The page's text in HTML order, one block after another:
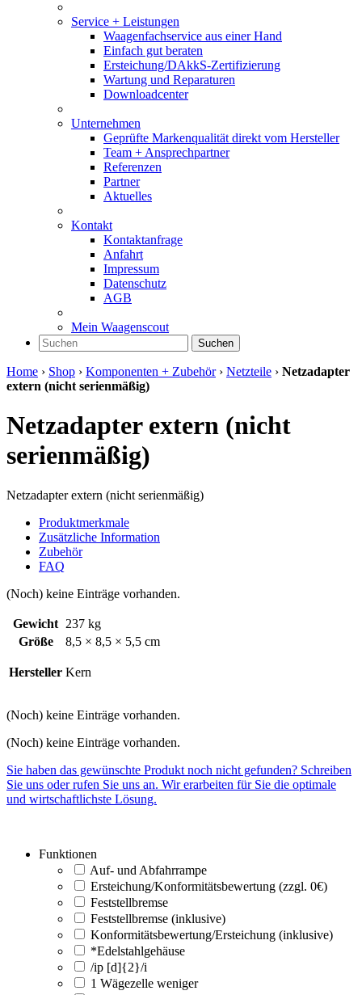
Service + Leistungen
Waagenfachservice aus einer Hand
Einfach gut beraten
Ersteichung/DAkkS-Zertifizierung
Wartung und Reparaturen
Downloadcenter
Unternehmen
Geprüfte Markenqualität direkt vom Hersteller
Team + Ansprechpartner
Referenzen
Partner
Aktuelles
Kontakt
Kontaktanfrage
Anfahrt
Impressum
Datenschutz
AGB
Mein Waagenscout
Suchen
Home › Shop › Komponenten + Zubehör› Netzteile › Netzadapter
extern (nicht serienmäßig)
Netzadapter extern (nicht
serienmäßig)
Netzadapter extern (nicht serienmäßig)
Produktmerkmale
Zusätzliche Information
Zubehör
FAQ
(Noch) keine Einträge vorhanden.
Gewicht 237 kg
Größe
8,5 × 8,5 × 5,5 cm
Hersteller Kern
(Noch) keine Einträge vorhanden.
(Noch) keine Einträge vorhanden.
Sie haben das gewünschte Produkt noch nicht gefunden? Schreiben
Sie uns oder rufen Sie uns an. Wir erarbeiten für Sie die optimale
und wirtschaftlichste Lösung.
Funktionen
Auf- und Abfahrrampe
Ersteichung/Konformitätsbewertung (zzgl. 0€)
Feststellbremse
Feststellbremse (inklusive)
Konformitätsbewertung/Ersteichung (inklusive)
*Edelstahlgehäuse
/ip [d]{2}/i
1 Wägezelle weniger